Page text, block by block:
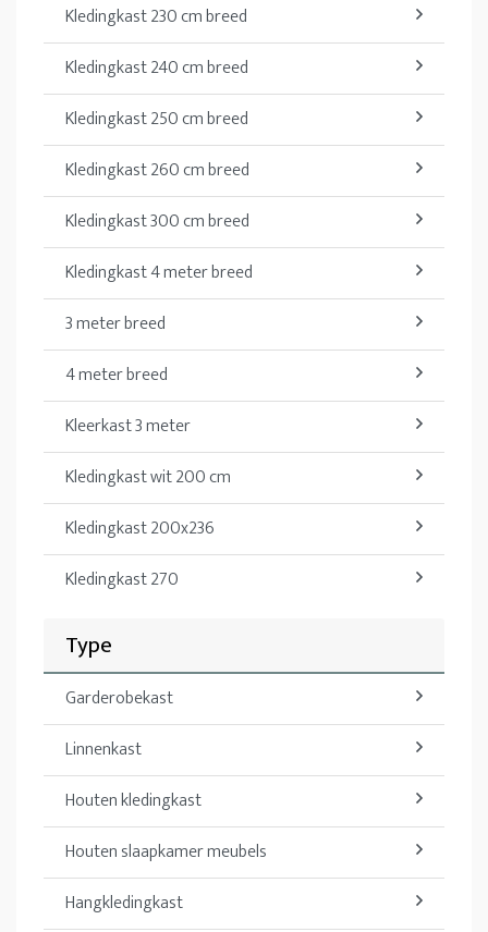
Kledingkast 230 cm breed
Kledingkast 240 cm breed
Kledingkast 250 cm breed
Kledingkast 260 cm breed
Kledingkast 300 cm breed
Kledingkast 4 meter breed
3 meter breed
4 meter breed
Kleerkast 3 meter
Kledingkast wit 200 cm
Kledingkast 200x236
Kledingkast 270
Type
Garderobekast
Linnenkast
Houten kledingkast
Houten slaapkamer meubels
Hangkledingkast